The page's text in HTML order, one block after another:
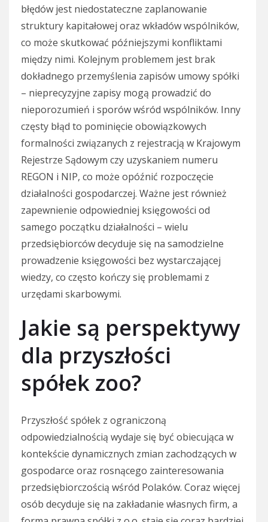
błędów jest niedostateczne zaplanowanie
struktury kapitałowej oraz wkładów wspólników,
co może skutkować późniejszymi konfliktami
między nimi. Kolejnym problemem jest brak
dokładnego przemyślenia zapisów umowy spółki
– nieprecyzyjne zapisy mogą prowadzić do
nieporozumień i sporów wśród wspólników. Inny
częsty błąd to pominięcie obowiązkowych
formalności związanych z rejestracją w Krajowym
Rejestrze Sądowym czy uzyskaniem numeru
REGON i NIP, co może opóźnić rozpoczęcie
działalności gospodarczej. Ważne jest również
zapewnienie odpowiedniej księgowości od
samego początku działalności – wielu
przedsiębiorców decyduje się na samodzielne
prowadzenie księgowości bez wystarczającej
wiedzy, co często kończy się problemami z
urzędami skarbowymi.
Jakie są perspektywy
dla przyszłości
spółek zoo?
Przyszłość spółek z ograniczoną
odpowiedzialnością wydaje się być obiecująca w
kontekście dynamicznych zmian zachodzących w
gospodarce oraz rosnącego zainteresowania
przedsiębiorczością wśród Polaków. Coraz więcej
osób decyduje się na zakładanie własnych firm, a